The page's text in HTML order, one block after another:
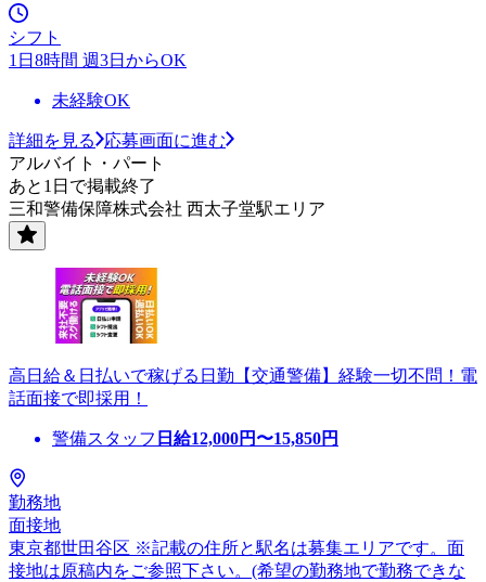
シフト
1日8時間 週3日からOK
未経験OK
詳細を見る
応募画面に進む
アルバイト・パート
あと1日で掲載終了
三和警備保障株式会社 西太子堂駅エリア
高日給＆日払いで稼げる日勤【交通警備】経験一切不問！電
話面接で即採用！
警備スタッフ 日給12,000円〜15,850円
勤務地
面接地
東京都世田谷区 ※記載の住所と駅名は募集エリアです。面
接地は原稿内をご参照下さい。(希望の勤務地で勤務できな